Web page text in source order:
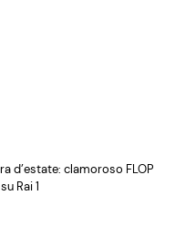
d’estate: clamoroso FLOP
Rai 1